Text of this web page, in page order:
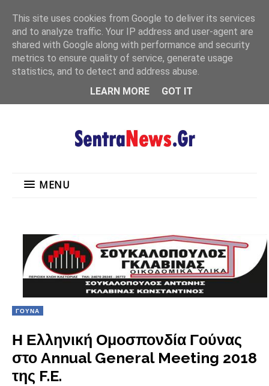
MENU
MENU
ΓΟΥΝΑ
Η Ελληνική Ομοσπονδία Γούνας
στο Annual General Meeting 2018
της F.E.
This site uses cookies from Google to deliver its services
and to analyze traffic. Your IP address and user-agent are
shared with Google along with performance and security
metrics to ensure quality of service, generate usage
statistics, and to detect and address abuse.
LEARN MORE
GOT IT